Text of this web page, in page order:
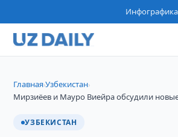
Инфографика
Главная›Узбекистан›
Мирзиёев и Мауро Виейра обсудили
УЗБЕКИСТАН